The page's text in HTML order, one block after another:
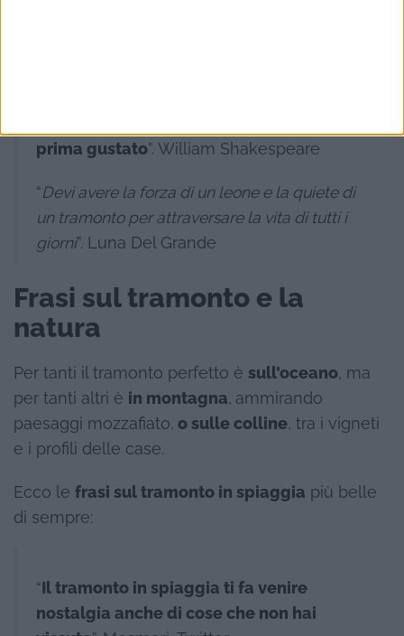
prima gustato”. William Shakespeare
“Devi avere la forza di un leone e la quiete di
un tramonto per attraversare la vita di tutti i
giorni”. Luna Del Grande
Frasi sul tramonto e la
natura
Per tanti il tramonto perfetto è sull’oceano, ma
per tanti altri è in montagna, ammirando
paesaggi mozzafiato, o sulle colline, tra i vigneti
e i profili delle case.
Ecco le frasi sul tramonto in spiaggia più belle
di sempre:
“ Il tramonto in spiaggia ti fa venire
nostalgia anche di cose che non hai